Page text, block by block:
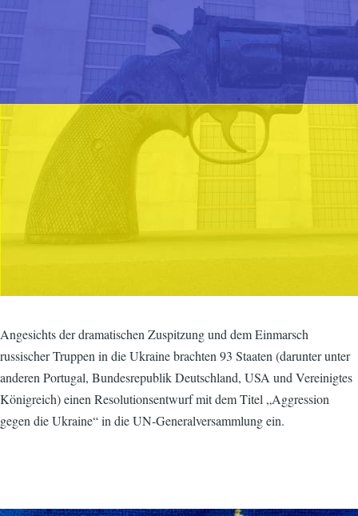
Angesichts der dramatischen Zuspitzung und dem Einmarsch
russischer Truppen in die Ukraine brachten 93 Staaten (darunter unter
anderen Portugal, Bundesrepublik Deutschland, USA und Vereinigtes
Königreich) einen Resolutionsentwurf mit dem Titel „Aggression
gegen die Ukraine“ in die UN-Generalversammlung ein.